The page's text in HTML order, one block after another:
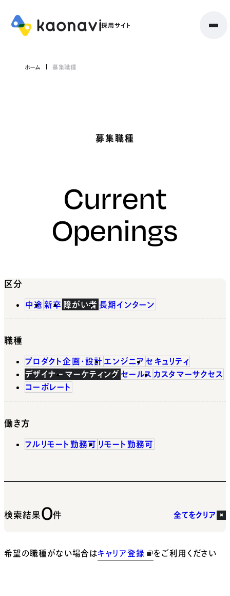
ホーム 募集職種
募集職種
Current
Openings
区分
中途 新卒 障がい者 長期インターン
職種
プロダクト企画・設計 エンジニア セキュリティ
デザイナー マーケティング セールス カスタマーサクセス
コーポレート
働き方
フルリモート勤務可 リモート勤務可
検索結果0件 全てをクリア
希望の職種がない場合はキャリア登録 をご利用ください